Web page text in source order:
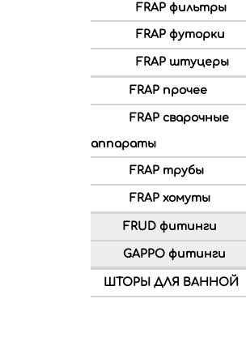
FRAP фильтры
FRAP футорки
FRAP штуцеры
FRAP прочее
FRAP сварочные
аппараты
FRAP трубы
FRAP хомуты
FRUD фитинги
GAPPO фитинги
ШТОРЫ ДЛЯ ВАННОЙ